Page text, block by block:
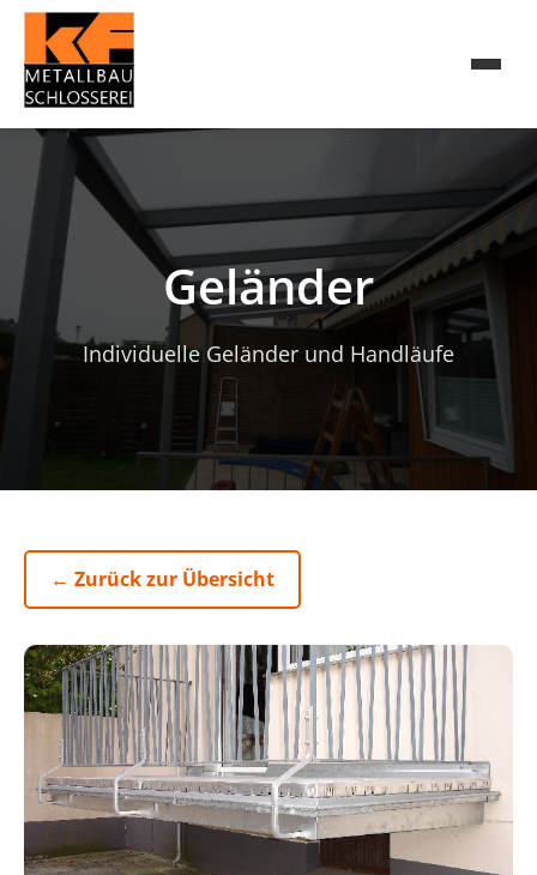
Geländer
Individuelle Geländer und Handläufe
← Zurück zur Übersicht